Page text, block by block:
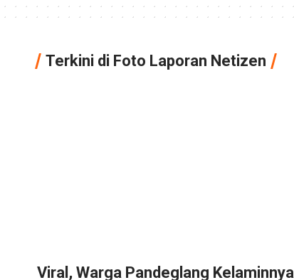
Terkini di Foto Laporan Netizen
Viral, Warga Pandeglang Kelaminnya